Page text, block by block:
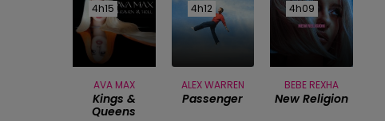
4h15
4h15
AVA MAX
Kings &
Queens
4h12
4h12
ALEX WARREN
Passenger
4h09
4h09
BEBE REXHA
New Religion